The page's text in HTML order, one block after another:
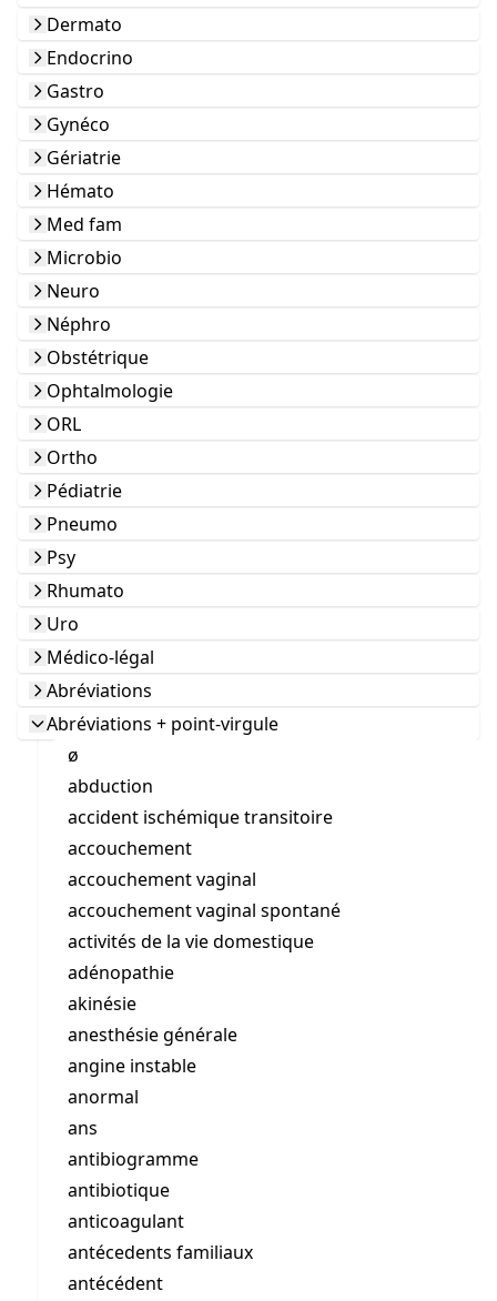
Dermato
Endocrino
Gastro
Gynéco
Gériatrie
Hémato
Med fam
Microbio
Neuro
Néphro
Obstétrique
Ophtalmologie
ORL
Ortho
Pédiatrie
Pneumo
Psy
Rhumato
Uro
Médico-légal
Abréviations
Abréviations + point-virgule
ø
abduction
accident ischémique transitoire
accouchement
accouchement vaginal
accouchement vaginal spontané
activités de la vie domestique
adénopathie
akinésie
anesthésie générale
angine instable
anormal
ans
antibiogramme
antibiotique
anticoagulant
antécedents familiaux
antécédent